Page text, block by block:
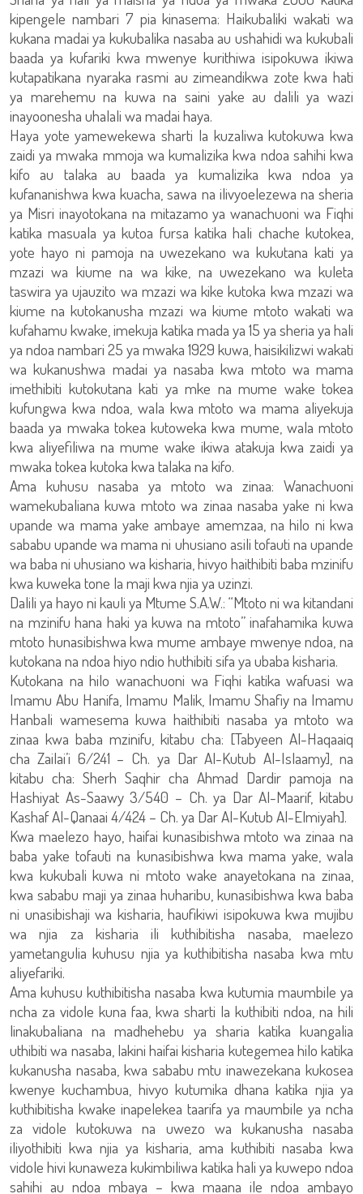
kipengele nambari 7 pia kinasema: Haikubaliki wakati wa
kukana madai ya kukubalika nasaba au ushahidi wa kukubali
baada ya kufariki kwa mwenye kurithiwa isipokuwa ikiwa
kutapatikana nyaraka rasmi au zimeandikwa zote kwa hati
ya marehemu na kuwa na saini yake au dalili ya wazi
inayoonesha uhalali wa madai haya.
Haya yote yamewekewa sharti la kuzaliwa kutokuwa kwa
zaidi ya mwaka mmoja wa kumalizika kwa ndoa sahihi kwa
kifo au talaka au baada ya kumalizika kwa ndoa ya
kufananishwa kwa kuacha, sawa na ilivyoelezewa na sheria
ya Misri inayotokana na mitazamo ya wanachuoni wa Fiqhi
katika masuala ya kutoa fursa katika hali chache kutokea,
yote hayo ni pamoja na uwezekano wa kukutana kati ya
mzazi wa kiume na wa kike, na uwezekano wa kuleta
taswira ya ujauzito wa mzazi wa kike kutoka kwa mzazi wa
kiume na kutokanusha mzazi wa kiume mtoto wakati wa
kufahamu kwake, imekuja katika mada ya 15 ya sheria ya hali
ya ndoa nambari 25 ya mwaka 1929 kuwa, haisikilizwi wakati
wa kukanushwa madai ya nasaba kwa mtoto wa mama
imethibiti kutokutana kati ya mke na mume wake tokea
kufungwa kwa ndoa, wala kwa mtoto wa mama aliyekuja
baada ya mwaka tokea kutoweka kwa mume, wala mtoto
kwa aliyefiliwa na mume wake ikiwa atakuja kwa zaidi ya
mwaka tokea kutoka kwa talaka na kifo.
Ama kuhusu nasaba ya mtoto wa zinaa: Wanachuoni
wamekubaliana kuwa mtoto wa zinaa nasaba yake ni kwa
upande wa mama yake ambaye amemzaa, na hilo ni kwa
sababu upande wa mama ni uhusiano asili tofauti na upande
wa baba ni uhusiano wa kisharia, hivyo haithibiti baba mzinifu
kwa kuweka tone la maji kwa njia ya uzinzi.
Dalili ya hayo ni kauli ya Mtume S.A.W.: “Mtoto ni wa kitandani
na mzinifu hana haki ya kuwa na mtoto” inafahamika kuwa
mtoto hunasibishwa kwa mume ambaye mwenye ndoa, na
kutokana na ndoa hiyo ndio huthibiti sifa ya ubaba kisharia.
Kutokana na hilo wanachuoni wa Fiqhi katika wafuasi wa
Imamu Abu Hanifa, Imamu Malik, Imamu Shafiy na Imamu
Hanbali wamesema kuwa haithibiti nasaba ya mtoto wa
zinaa kwa baba mzinifu, kitabu cha: [Tabyeen Al-Haqaaiq
cha Zailai’i 6/241 – Ch. ya Dar Al-Kutub Al-Islaamy], na
kitabu cha: Sherh Saqhir cha Ahmad Dardir pamoja na
Hashiyat As-Saawy 3/540 – Ch. ya Dar Al-Maarif, kitabu
Kashaf Al-Qanaai 4/424 – Ch. ya Dar Al-Kutub Al-Elmiyah].
Kwa maelezo hayo, haifai kunasibishwa mtoto wa zinaa na
baba yake tofauti na kunasibishwa kwa mama yake, wala
kwa kukubali kuwa ni mtoto wake anayetokana na zinaa,
kwa sababu maji ya zinaa huharibu, kunasibishwa kwa baba
ni unasibishaji wa kisharia, haufikiwi isipokuwa kwa mujibu
wa njia za kisharia ili kuthibitisha nasaba, maelezo
yametangulia kuhusu njia ya kuthibitisha nasaba kwa mtu
aliyefariki.
Ama kuhusu kuthibitisha nasaba kwa kutumia maumbile ya
ncha za vidole kuna faa, kwa sharti la kuthibiti ndoa, na hili
linakubaliana na madhehebu ya sharia katika kuangalia
uthibiti wa nasaba, lakini haifai kisharia kutegemea hilo katika
kukanusha nasaba, kwa sababu mtu inawezekana kukosea
kwenye kuchambua, hivyo kutumika dhana katika njia ya
kuthibitisha kwake inapelekea taarifa ya maumbile ya ncha
za vidole kutokuwa na uwezo wa kukanusha nasaba
iliyothibiti kwa njia ya kisharia, ama kuthibiti nasaba kwa
vidole hivi kunaweza kukimbiliwa katika hali ya kuwepo ndoa
sahihi au ndoa mbaya – kwa maana ile ndoa ambayo